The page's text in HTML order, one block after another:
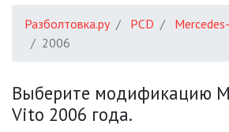
Разболтовка.ру PCD
2006
Выберите модификацию
Vito 2006 года.